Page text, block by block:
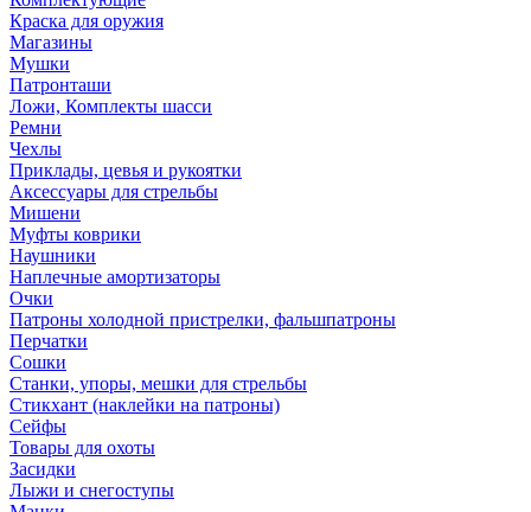
Краска для оружия
Магазины
Мушки
Патронташи
Ложи, Комплекты шасси
Ремни
Чехлы
Приклады, цевья и рукоятки
Аксессуары для стрельбы
Мишени
Муфты коврики
Наушники
Наплечные амортизаторы
Очки
Патроны холодной пристрелки, фальшпатроны
Перчатки
Сошки
Станки, упоры, мешки для стрельбы
Стикхант (наклейки на патроны)
Сейфы
Товары для охоты
Засидки
Лыжи и снегоступы